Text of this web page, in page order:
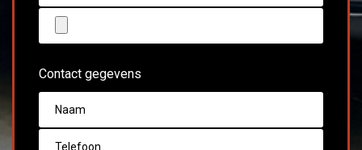
Contact gegevens